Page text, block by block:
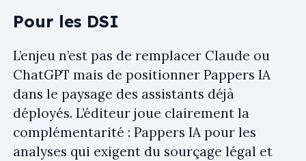
Pour les DSI
L’enjeu n’est pas de remplacer Claude ou
ChatGPT mais de positionner Pappers IA
dans le paysage des assistants déjà
déployés. L’éditeur joue clairement la
complémentarité : Pappers IA pour les
analyses qui exigent du sourçage légal et